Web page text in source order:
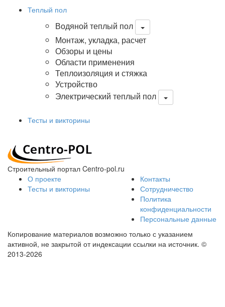
Теплый пол
Водяной теплый пол
Монтаж, укладка, расчет
Обзоры и цены
Области применения
Теплоизоляция и стяжка
Устройство
Электрический теплый пол
Тесты и викторины
Строительный портал Centro-pol.ru
О проекте
Тесты и викторины
Контакты
Сотрудничество
Политика
конфиденциальности
Персональные данные
Копирование материалов возможно только с указанием
активной, не закрытой от индексации ссылки на источник. ©
2013-2026